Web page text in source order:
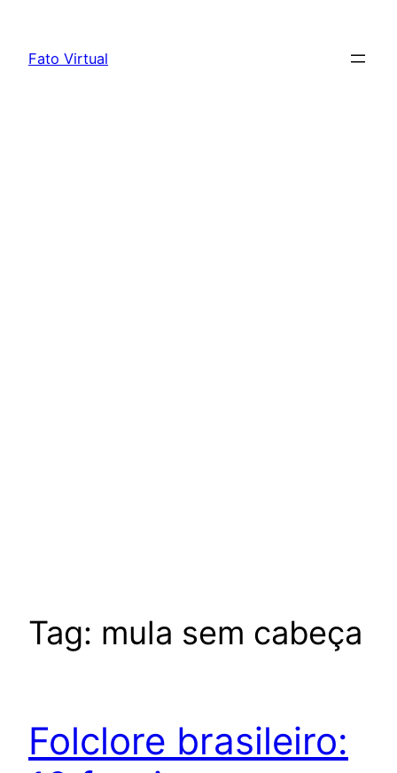
content
Fato Virtual
Tag: mula sem cabeça
Folclore brasileiro: